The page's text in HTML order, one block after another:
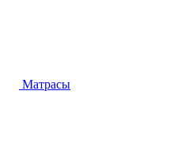
Матрасы